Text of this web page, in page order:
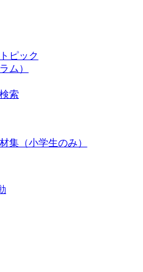
ピック
ム）
索
集（小学生のみ）